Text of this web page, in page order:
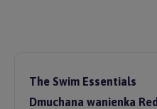
The Swim Essentials
Dmuchana wanienka Red